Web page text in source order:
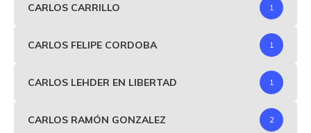
CARLOS CARRILLO 1
CARLOS FELIPE CORDOBA 1
CARLOS LEHDER EN LIBERTAD 1
CARLOS RAMÓN GONZALEZ 2